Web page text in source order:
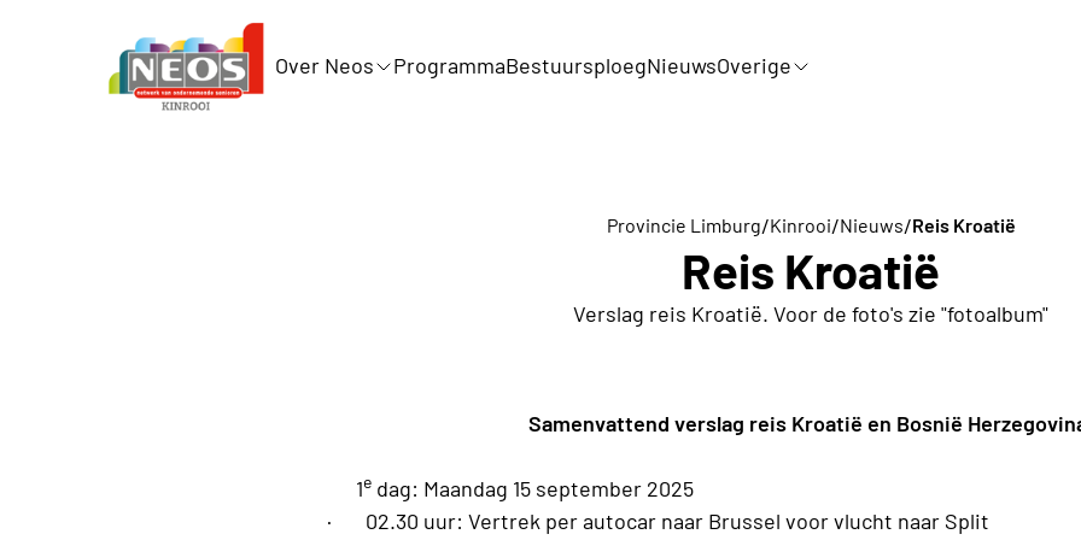
Over Neos ProgrammaBestuursploegNieuwsOverige
Provincie Limburg/Kinrooi/Nieuws/Reis Kroatië
Reis Kroatië
Verslag reis Kroatië. Voor de foto's zie "fotoalbum"
Samenvattend verslag reis Kroatië en Bosnië
1edag: Maandag 15 september 2025
· 02.30 uur: Vertrek per autocar naar Brussel voor vlucht naar Split